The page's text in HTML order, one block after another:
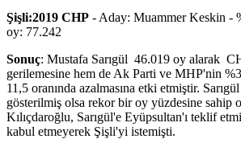
Şişli:2019 CHP - Aday: Muammer Keskin -
oy: 77.242
Sonuç: Mustafa Sarıgül 46.019 oy alarak
gerilemesine hem de Ak Parti ve MHP'nin
11,5 oranında azalmasına etki etmiştir.
gösterilmiş olsa rekor bir oy yüzdesine sahip
Kılıçdaroğlu, Sarıgül'e Eyüpsultan'ı teklif
kabul etmeyerek Şişli'yi istemişti.